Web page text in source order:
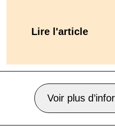
Lire l'article
Voir plus